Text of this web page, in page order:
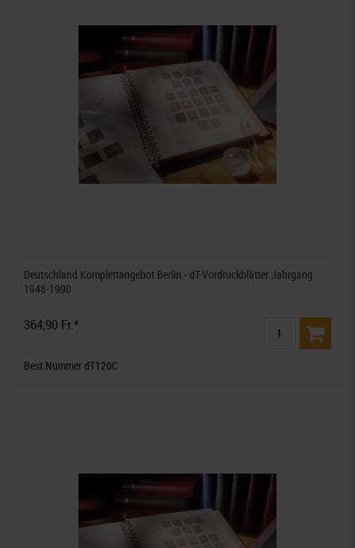
Deutschland Komplettangebot Berlin - dT-Vordruckblätter Jahrgang
1948-1990
364,90 Fr.*
Best.Nummer dT120C